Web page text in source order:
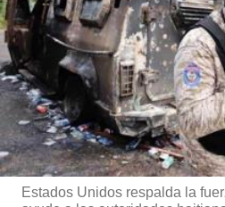
Estados Unidos respalda la